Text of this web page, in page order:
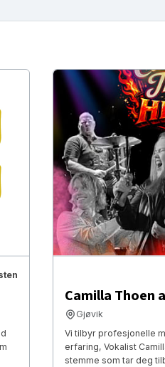
Camilla Thoen
Gjøvik
Vi tilbyr profesjonelle
erfaring, Vokalist
stemme som tar deg